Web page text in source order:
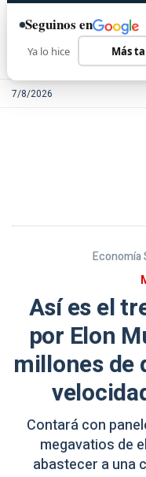
7/8/2026
Economía
Así es el
por Elon
millones de
Contará con
megavatios de
abastecer a una
Seguinos en
Ya lo hice Más